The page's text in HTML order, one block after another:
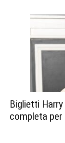
Biglietti
completa per